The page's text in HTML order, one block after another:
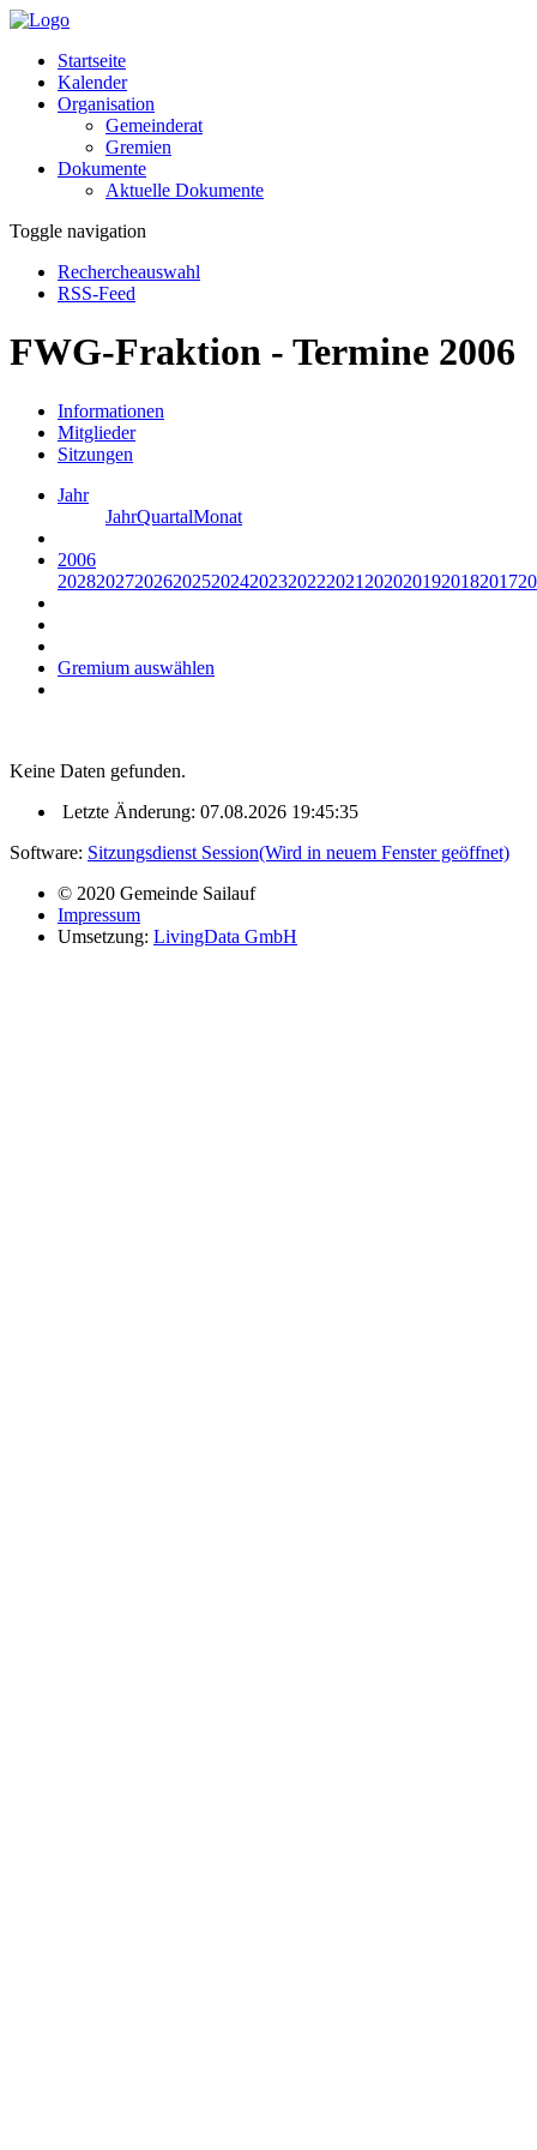
Startseite
Kalender
Organisation
Gemeinderat
Gremien
Dokumente
Aktuelle Dokumente
Toggle navigation
Rechercheauswahl
RSS-Feed
FWG-Fraktion - Termine 2006
Informationen
Mitglieder
Sitzungen
Jahr
JahrQuartalMonat
2006
20282027202620252024202320222021 2020201920182017
Gremium auswählen
Keine Daten gefunden.
Letzte Änderung: 07.08.2026 19:45:35
Software: Sitzungsdienst Session(Wird in neuem Fenster geöffnet)
© 2020 Gemeinde Sailauf
Impressum
Umsetzung: LivingData GmbH